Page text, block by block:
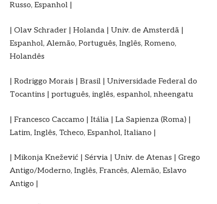
Russo, Espanhol |
| Olav Schrader | Holanda | Univ. de Amsterdã |
Espanhol, Alemão, Português, Inglês, Romeno,
Holandês
| Rodriggo Morais | Brasil | Universidade Federal do
Tocantins | português, inglês, espanhol, nheengatu
| Francesco Caccamo | Itália | La Sapienza (Roma) |
Latim, Inglês, Tcheco, Espanhol, Italiano |
| Mikonja Knežević | Sérvia | Univ. de Atenas | Grego
Antigo/Moderno, Inglês, Francês, Alemão, Eslavo
Antigo |